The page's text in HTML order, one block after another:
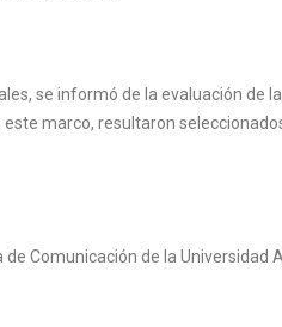
se informó de la evaluación de
marco, resultaron
Comunicación de la Universidad